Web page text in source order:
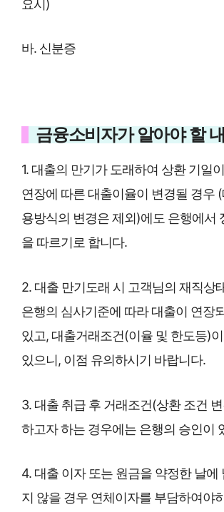
요시)
바. 신분증
금융소비자가 알아야 할
1. 대출의 만기가 도래하여 상환 기일
연장에 따른 대출이율이 변경될 경우
용방식의 변경은 제외)에도 은행에서
을 따르기로 합니다.
2. 대출 만기도래 시 고객님의 재직상
은행의 심사기준에 따라 대출이 연장
있고, 대출거래조건(이율 및 한도등)
있으니, 이점 유의하시기 바랍니다.
3. 대출 취급 후 거래조건(상환 조건
하고자 하는 경우에는 은행의 승인이
4. 대출 이자 또는 원금을 약정한 날에
지 않을 경우 연체이자를 부담하여야